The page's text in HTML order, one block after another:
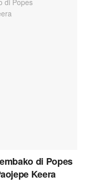
di Popes
Keera